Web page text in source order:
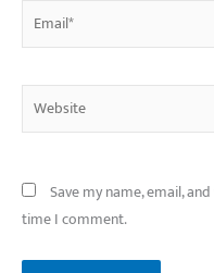
Website
Save my name, email,
time I comment.